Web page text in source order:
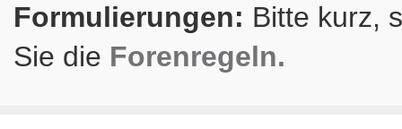
Formulierungen: Bitte kurz,
Sie die Forenregeln.